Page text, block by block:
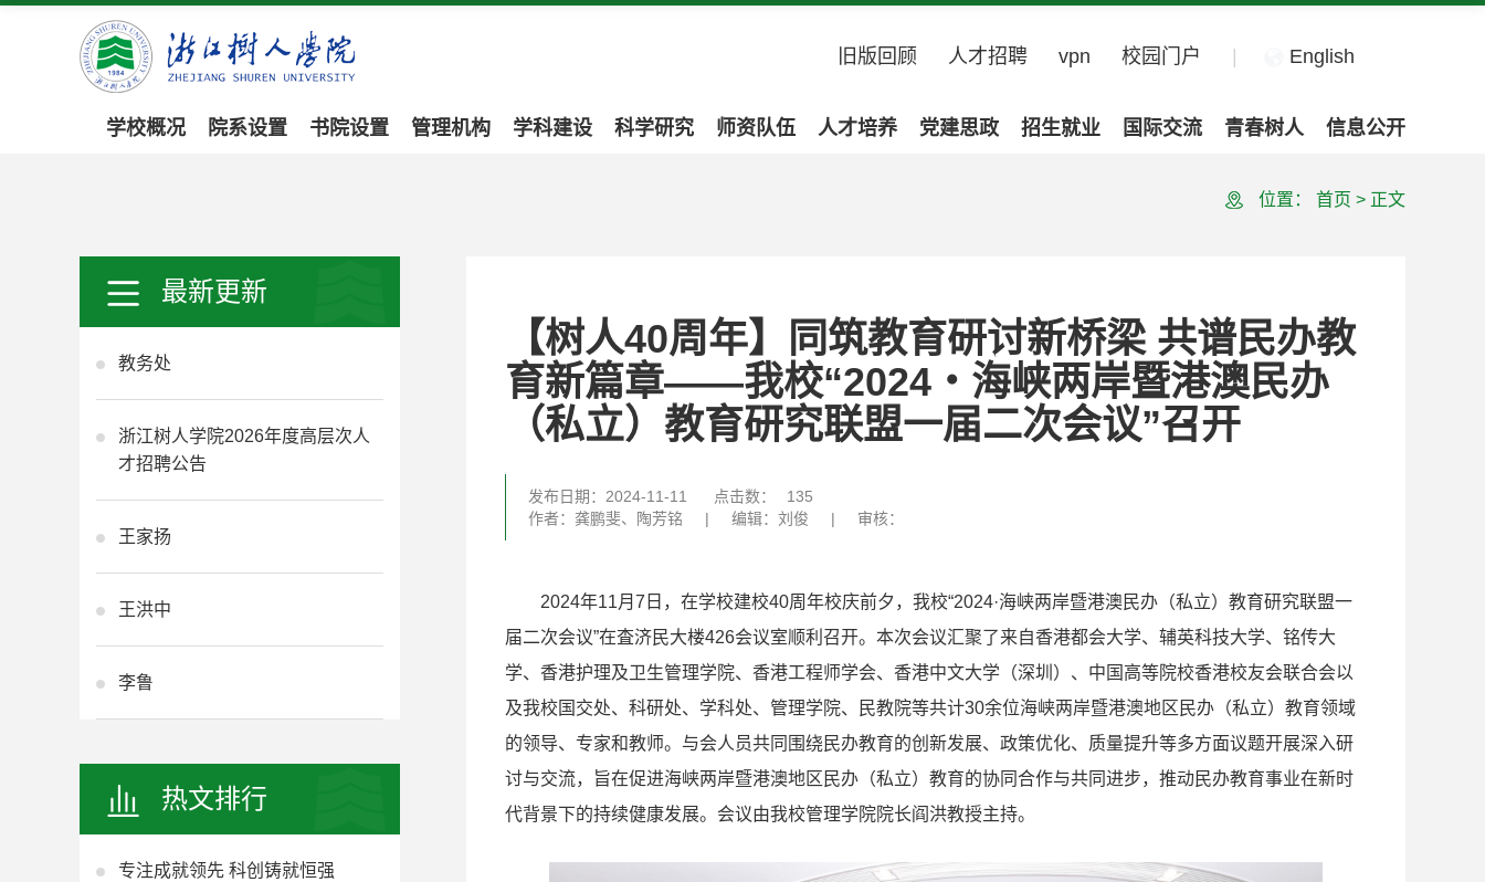
旧版回顾 人才招聘 vpn 校园门户 English
学校概况 院系设置 书院设置 管理机构 学科建设 科学研究 师资队伍 人才培养 党建思政 招生就业 国际交流 青春树人 信息公开
位置： 首页 > 正文
【树人40周年】同筑教育研讨新桥梁 共谱民办教
育新篇章——我校“2024・海峡两岸暨港澳民办
（私立）教育研究联盟一届二次会议”召开
发布日期：2024-11-11 点击数：
135
作者：龚鹏斐、陶芳铭
| 编辑：刘俊 | 审核：
2024年11月7日，在学校建校40周年校庆前夕，我校“2024·海峡两岸暨港澳民办（私立）教育研究联盟一
届二次会议”在査济民大楼426会议室顺利召开。本次会议汇聚了来自香港都会大学、辅英科技大学、铭传大
学、香港护理及卫生管理学院、香港工程师学会、香港中文大学（深圳）、中国高等院校香港校友会联合会以
及我校国交处、科研处、学科处、管理学院、民教院等共计30余位海峡两岸暨港澳地区民办（私立）教育领域
的领导、专家和教师。与会人员共同围绕民办教育的创新发展、政策优化、质量提升等多方面议题开展深入研
讨与交流，旨在促进海峡两岸暨港澳地区民办（私立）教育的协同合作与共同进步，推动民办教育事业在新时
代背景下的持续健康发展。会议由我校管理学院院长阎洪教授主持。
最新更新
教务处
浙江树人学院2026年度高层次人
才招聘公告
王家扬
王洪中
李鲁
热文排行
专注成就领先 科创铸就恒强